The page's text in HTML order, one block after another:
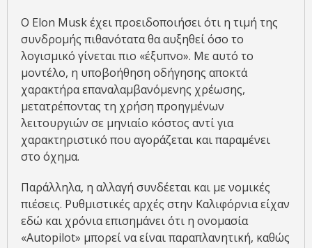
Ο Elon Musk έχει προειδοποιήσει ότι η τιμή της
συνδρομής πιθανότατα θα αυξηθεί όσο το
λογισμικό γίνεται πιο «έξυπνο». Με αυτό το
μοντέλο, η υποβοήθηση οδήγησης αποκτά
χαρακτήρα επαναλαμβανόμενης χρέωσης,
μετατρέποντας τη χρήση προηγμένων
λειτουργιών σε μηνιαίο κόστος αντί για
χαρακτηριστικό που αγοράζεται και παραμένει
στο όχημα.
Παράλληλα, η αλλαγή συνδέεται και με νομικές
πιέσεις. Ρυθμιστικές αρχές στην Καλιφόρνια είχαν
εδώ και χρόνια επισημάνει ότι η ονομασία
«Autopilot» μπορεί να είναι παραπλανητική, καθώς